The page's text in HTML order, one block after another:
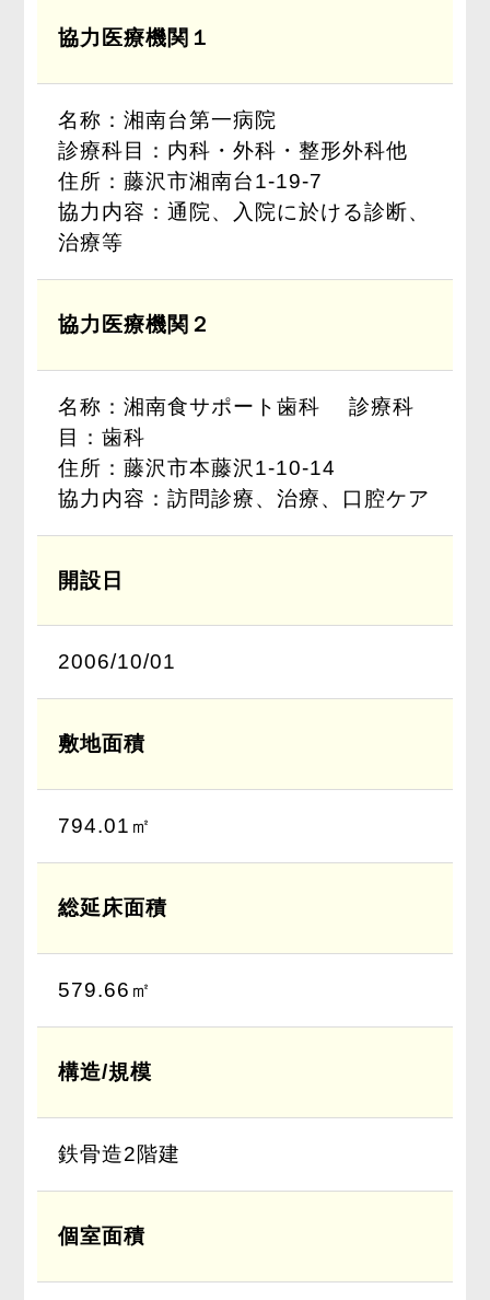
協力医療機関１
名称：湘南台第一病院
診療科目：内科・外科・整形外科他
住所：藤沢市湘南台1-19-7
協力内容：通院、入院に於ける診断、
治療等
協力医療機関２
名称：湘南食サポート歯科 診療科
目：歯科
住所：藤沢市本藤沢1-10-14
協力内容：訪問診療、治療、口腔ケア
開設日
2006/10/01
敷地面積
794.01㎡
総延床面積
579.66㎡
構造/規模
鉄骨造2階建
個室面積